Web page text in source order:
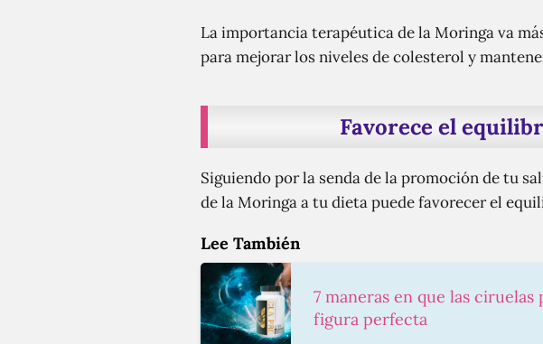
La importancia terapéutica de la Moringa va
para mejorar los niveles de colesterol y
Favorece el
Siguiendo por la senda de la promoción de tu
de la Moringa a tu dieta puede favorecer el
Lee También
7 maneras en que las
figura perfecta